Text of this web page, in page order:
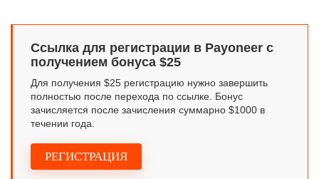
РЕГИСТРАЦИЯ
Ссылка для регистрации в Payoneer с
получением бонуса $25
Для получения $25 регистрацию нужно завершить
полностью после перехода по ссылке. Бонус
зачисляется после зачисления суммарно $1000 в
течении года.